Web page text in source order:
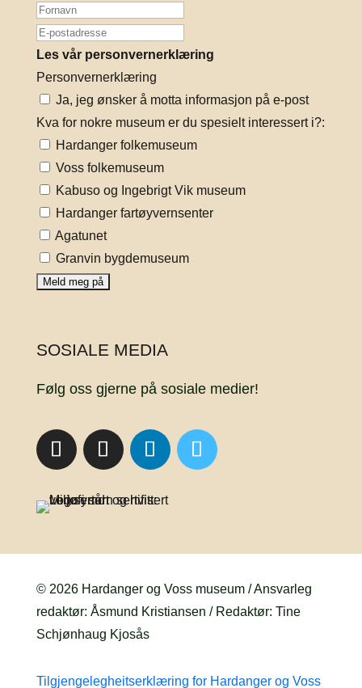
Les vår personvernerklæring
Personvernerklæring
Ja, jeg ønsker å motta informasjon på e-post
Kva for nokre museum er du spesielt interessert i?:
Hardanger folkemuseum
Voss folkemuseum
Kabuso og Ingebrigt Vik museum
Hardanger fartøyvernsenter
Agatunet
Granvin bygdemuseum
SOSIALE MEDIA
Følg oss gjerne på sosiale medier!
© 2026 Hardanger og Voss museum / Ansvarleg
redaktør: Åsmund Kristiansen / Redaktør: Tine
Schjønhaug Kjosås
Tilgjengelegheitserklæring for Hardanger og Voss